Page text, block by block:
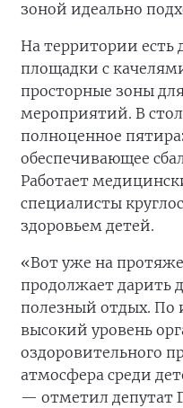
зоной идеально
На территории есть
площадки с
просторные зоны
мероприятий. В
полноценное
обеспечивающее
Работает
специалисты
здоровьем детей.
«Вот уже на
продолжает дарить
полезный отдых. По
высокий уровень
оздоровительного
атмосфера среди
— отметил депутат